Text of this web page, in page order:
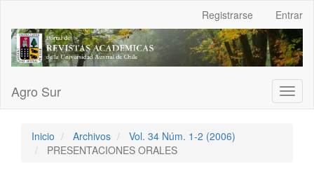
Contenido
principal
Barra
Registrarse Entrar
Agro Sur
Inicio Archivos
Vol. 34 Núm. 1-2 (2006)
PRESENTACIONES ORALES